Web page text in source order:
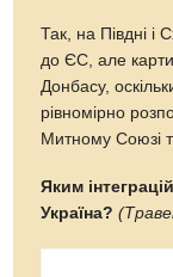
Так, на Півдні і
до ЄС, але
Донбасу,
рівномірно
Митному Союзі
Яким
Україна?